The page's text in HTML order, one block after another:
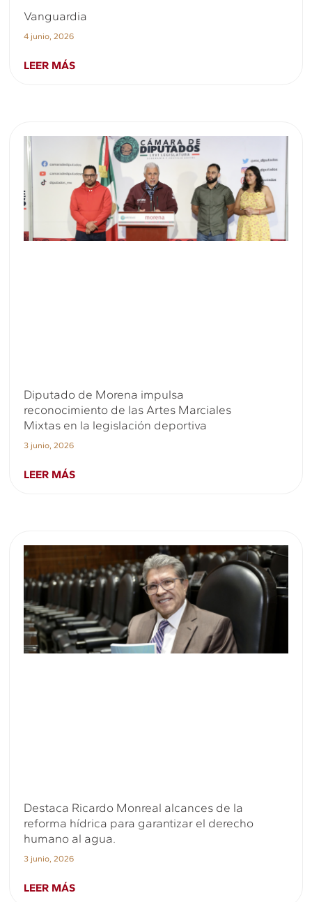
Vanguardia
4 junio, 2026
LEER MÁS
Diputado de Morena impulsa
reconocimiento de las Artes Marciales
Mixtas en la legislación deportiva
3 junio, 2026
LEER MÁS
Destaca Ricardo Monreal alcances de la
reforma hídrica para garantizar el derecho
humano al agua.
3 junio, 2026
LEER MÁS